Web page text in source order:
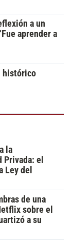
a un
aprender a
histórico
la
el
Ley del
de una
sobre el
a su